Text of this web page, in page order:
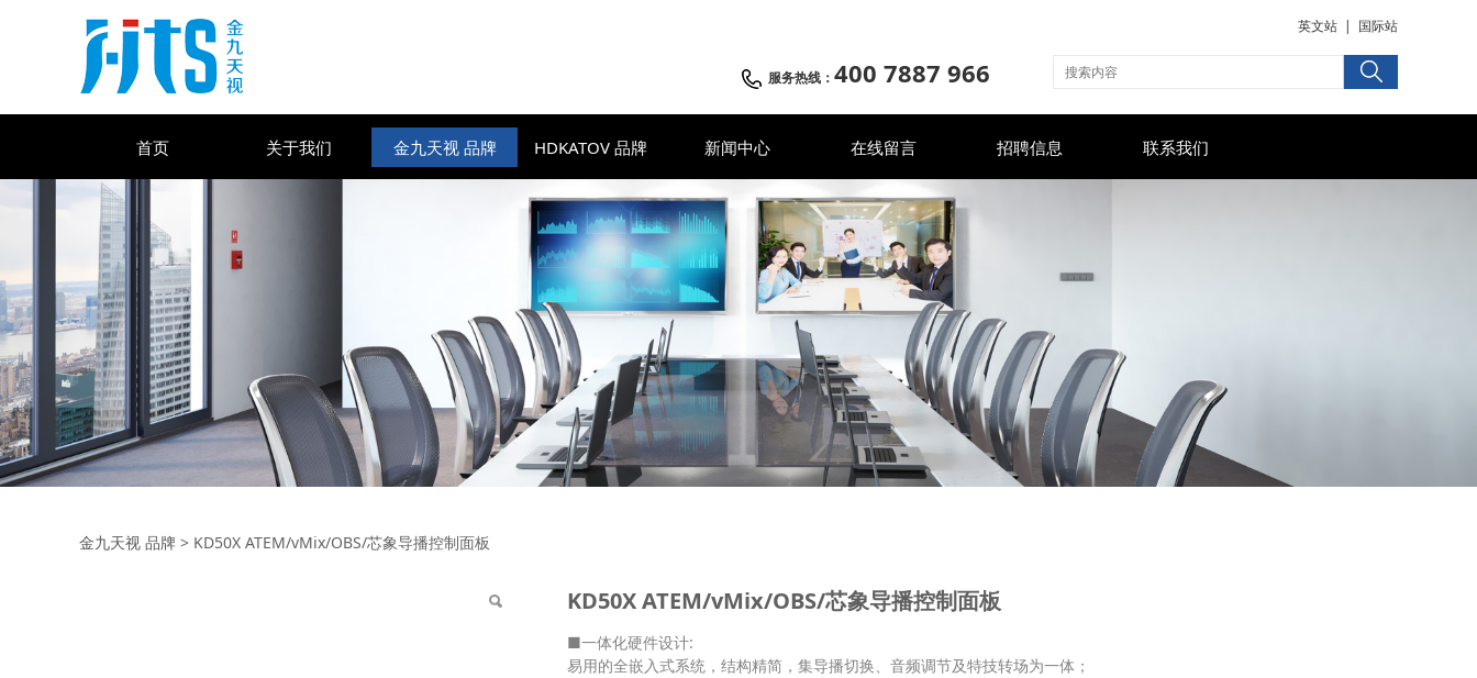
英文站 | 国际站
服务热线： 400 7887 966
首页 关于我们 金九天视 品牌 HDKATOV 品牌 新闻中心 在线留言 招聘信息 联系我们
KD50X ATEM/vMix/OBS/芯象导播控制面板
金九天视 品牌 > KD50X ATEM/vMix/OBS/芯象导播控制面板
KD50X ATEM/vMix/OBS/芯象导播控制面板
■一体化硬件设计:
易用的全嵌入式系统，结构精简，集导播切换、音频调节及特技转场为一体；